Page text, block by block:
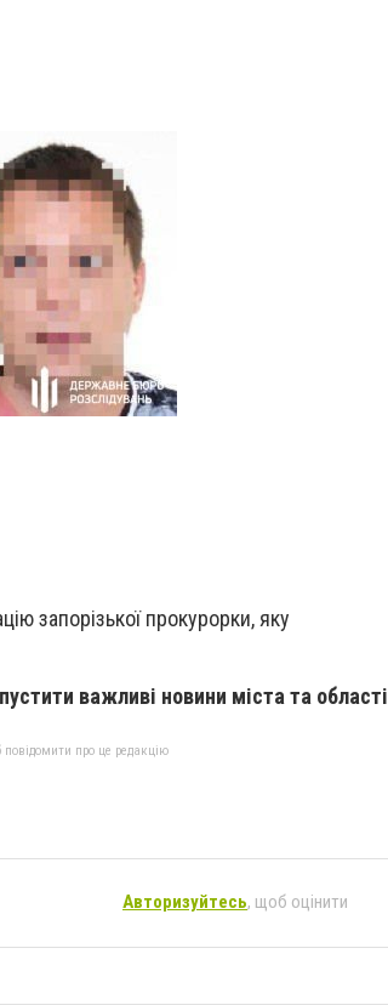
запорізької прокурорки, яку
важливі новини міста та області
про це редакцію
Авторизуйтесь, щоб оцінити